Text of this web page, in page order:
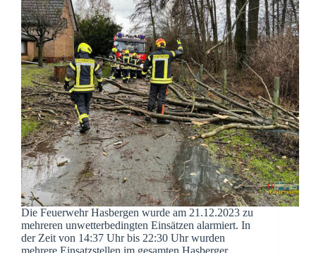
Die Feuerwehr Hasbergen wurde am 21.12.2023 zu
mehreren unwetterbedingten Einsätzen alarmiert. In
der Zeit von 14:37 Uhr bis 22:30 Uhr wurden